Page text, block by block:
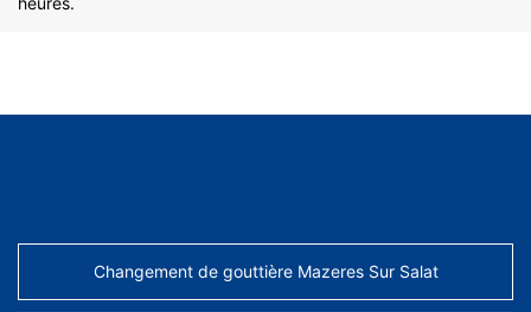
Changement de gouttière Mazeres Sur Salat